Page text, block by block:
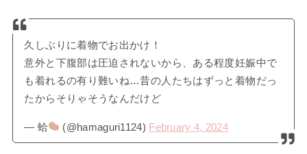
久しぶりに着物でお出かけ！
意外と下腹部は圧迫されないから、ある程度妊娠中で
も着れるの有り難いね…昔の人たちはずっと着物だっ
たからそりゃそうなんだけど
— 蛤 (@hamaguri1124) February 4, 2024